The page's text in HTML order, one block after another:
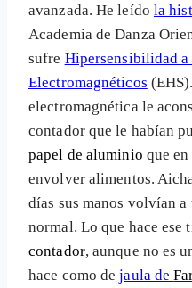
avanzada. He leído la
Academia de Danza
sufre Hipersensibilidad a
Electromagnéticos
electromagnética le
contador que le habían
papel de aluminio que en
envolver alimentos.
días sus manos volvían
normal. Lo que hace ese
contador, aunque no es
hace como dejaula de